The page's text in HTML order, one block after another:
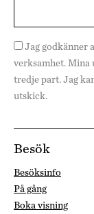
Jag godkänner
verksamhet. Mina
tredje part. Jag
utskick.
Besök
Besöksinfo
På gång
Boka visning